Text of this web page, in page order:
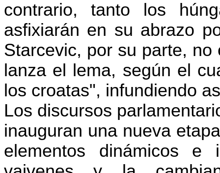
contrario, tanto los
asfixiarán en su abrazo
Starcevic, por su parte,
lanza el lema, según el
los croatas", infundiendo
Los discursos
inauguran una nueva
elementos dinámicos e